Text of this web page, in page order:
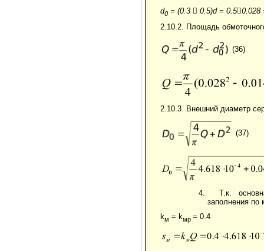
d0 = (0.3  0.5)d = 0.50.028
2.10.2. Площадь
(36)
2.10.3. Внешний диаметр
(37)
Т.к.
заполнения по
kм = kмр = 0.4